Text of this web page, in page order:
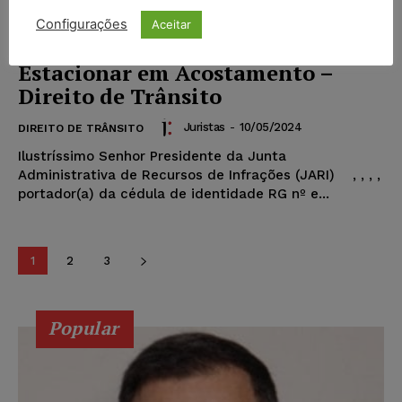
Estacionar em Acostamento –
Direito de Trânsito
DIREITO DE TRÂNSITO Juristas - 10/05/2024
Ilustríssimo Senhor Presidente da Junta
Administrativa de Recursos de Infrações (JARI) , , , ,
portador(a) da cédula de identidade RG nº e...
1 2 3
Popular
Configurações Aceitar